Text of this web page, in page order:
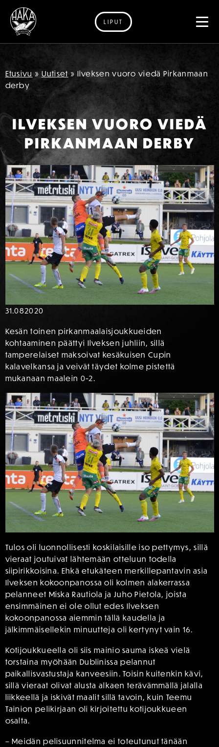
Siirry sisältöön
LIPUT
Etusivu » Uutiset » Ilveksen vuoro viedä Pirkanmaan
derby
ILVEKSEN VUORO VIEDÄ
PIRKANMAAN DERBY
31.082020
Kesän toinen pirkanmaalaisjoukkueiden
kohtaaminen päättyi Ilveksen juhliin, sillä
tamperelaiset maksoivat kesäkuisen Cupin
kalavelkansa ja veivät täydet kolme pistettä
mukanaan maalein 0-2.
Tulos oli luonnollisesti koskilaisille iso pettymys, sillä
vieraat joutuivat lähtemään otteluun todella
siipirikkoisina. Ehkä etukäteen merkillepantavin asia
Ilveksen kokoonpanossa oli kolmen alakerrassa
pelanneet Miska Rautiola ja Juho Pietola, joista
ensimmäinen ei ole ollut edes Ilveksen
kokoonpanossa aiemmin tällä kaudella ja
jälkimmäisellekin minuutteja oli kertynyt vain 16.
Kotijoukkueella oli siis mainio sauma iskeä vielä
torstaina myöhään Dublinissa pelannut
paikallisvastustaja kanveesiin. Toisin kuitenkin kävi,
sillä vieraat olivat alusta alkaen terävämmällä jalalla
liikkeellä ja iskivät maalit sillä tavoin, kuin Teemu
Tainion pelikirjaan oli kirjoitettu kotijoukkueen
osalta.
– Meidän pelisuunnitelma ei toteutunut tänään